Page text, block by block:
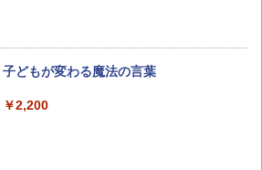
子どもが変わる魔法の言葉
￥2,200